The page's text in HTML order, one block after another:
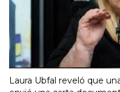
Laura Ubfal reveló que